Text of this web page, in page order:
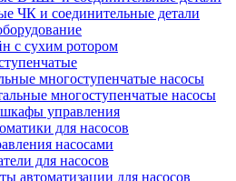
ЧК и соединительные детали
с сухим ротором
многоступенчатые насосы
многоступенчатые насосы
управления
для насосов
насосами
для насосов
автоматизации для насосов